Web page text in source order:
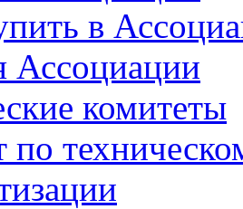
в
Ассоциации
комитеты
по